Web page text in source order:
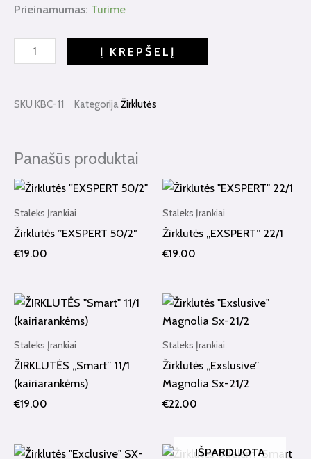
Prieinamumas: Turime
produkto
Nagų
kirpiklis
11
Į KREPŠELĮ
SKU KBC-11 KategorijaŽirklutės
Panašūs produktai
Staleks Įrankiai
Žirklutės ”EXSPERT 50/2″
€19.00
Staleks Įrankiai
Žirklutės „EXSPERT” 22/1
€19.00
Staleks Įrankiai
ŽIRKLUTĖS „Smart” 11/1
(kairiarankėms)
€19.00
Staleks Įrankiai
Žirklutės „Exslusive”
Magnolia Sx-21/2
€22.00
IŠPARDUOTA